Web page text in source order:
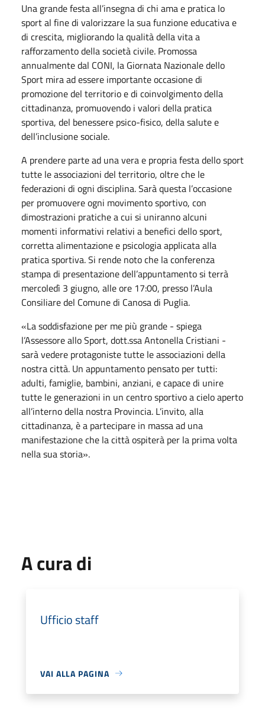
Una grande festa all’insegna di chi ama e pratica lo
sport al fine di valorizzare la sua funzione educativa e
di crescita, migliorando la qualità della vita a
rafforzamento della società civile. Promossa
annualmente dal CONI, la Giornata Nazionale dello
Sport mira ad essere importante occasione di
promozione del territorio e di coinvolgimento della
cittadinanza, promuovendo i valori della pratica
sportiva, del benessere psico-fisico, della salute e
dell’inclusione sociale.
A prendere parte ad una vera e propria festa dello sport
tutte le associazioni del territorio, oltre che le
federazioni di ogni disciplina. Sarà questa l’occasione
per promuovere ogni movimento sportivo, con
dimostrazioni pratiche a cui si uniranno alcuni
momenti informativi relativi a benefici dello sport,
corretta alimentazione e psicologia applicata alla
pratica sportiva. Si rende noto che la conferenza
stampa di presentazione dell’appuntamento si terrà
mercoledì 3 giugno, alle ore 17:00, presso l’Aula
Consiliare del Comune di Canosa di Puglia.
«La soddisfazione per me più grande - spiega
l’Assessore allo Sport, dott.ssa Antonella Cristiani -
sarà vedere protagoniste tutte le associazioni della
nostra città. Un appuntamento pensato per tutti:
adulti, famiglie, bambini, anziani, e capace di unire
tutte le generazioni in un centro sportivo a cielo aperto
all’interno della nostra Provincia. L’invito, alla
cittadinanza, è a partecipare in massa ad una
manifestazione che la città ospiterà per la prima volta
nella sua storia».
A cura di
Ufficio staff
VAI ALLA PAGINA